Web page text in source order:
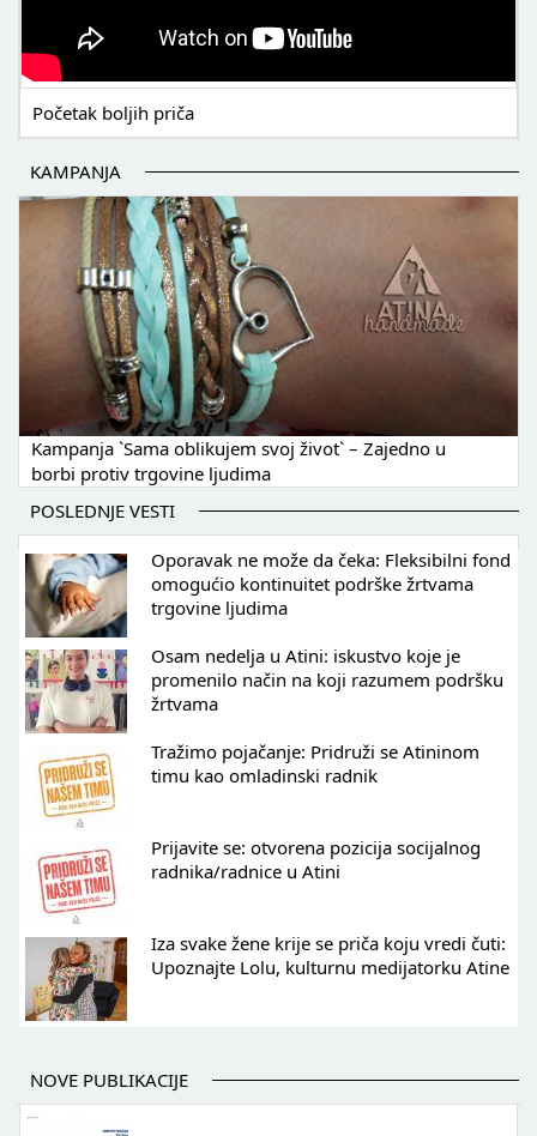
Početak boljih priča
KAMPANJA
Kampanja `Sama oblikujem svoj život` – Zajedno u
borbi protiv trgovine ljudima
POSLEDNJE VESTI
Oporavak ne može da čeka: Fleksibilni fond
omogućio kontinuitet podrške žrtvama
trgovine ljudima
Osam nedelja u Atini: iskustvo koje je
promenilo način na koji razumem podršku
žrtvama
Tražimo pojačanje: Pridruži se Atininom
timu kao omladinski radnik
Prijavite se: otvorena pozicija socijalnog
radnika/radnice u Atini
Iza svake žene krije se priča koju vredi čuti:
Upoznajte Lolu, kulturnu medijatorku Atine
NOVE PUBLIKACIJE